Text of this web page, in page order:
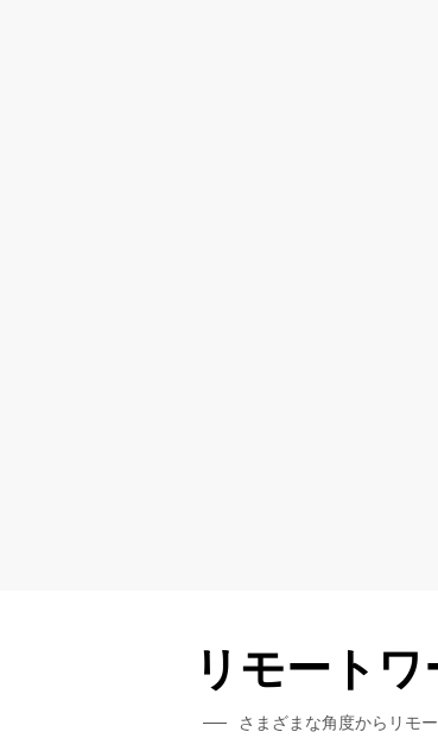
リモートワ
さまざまな角度からリモ